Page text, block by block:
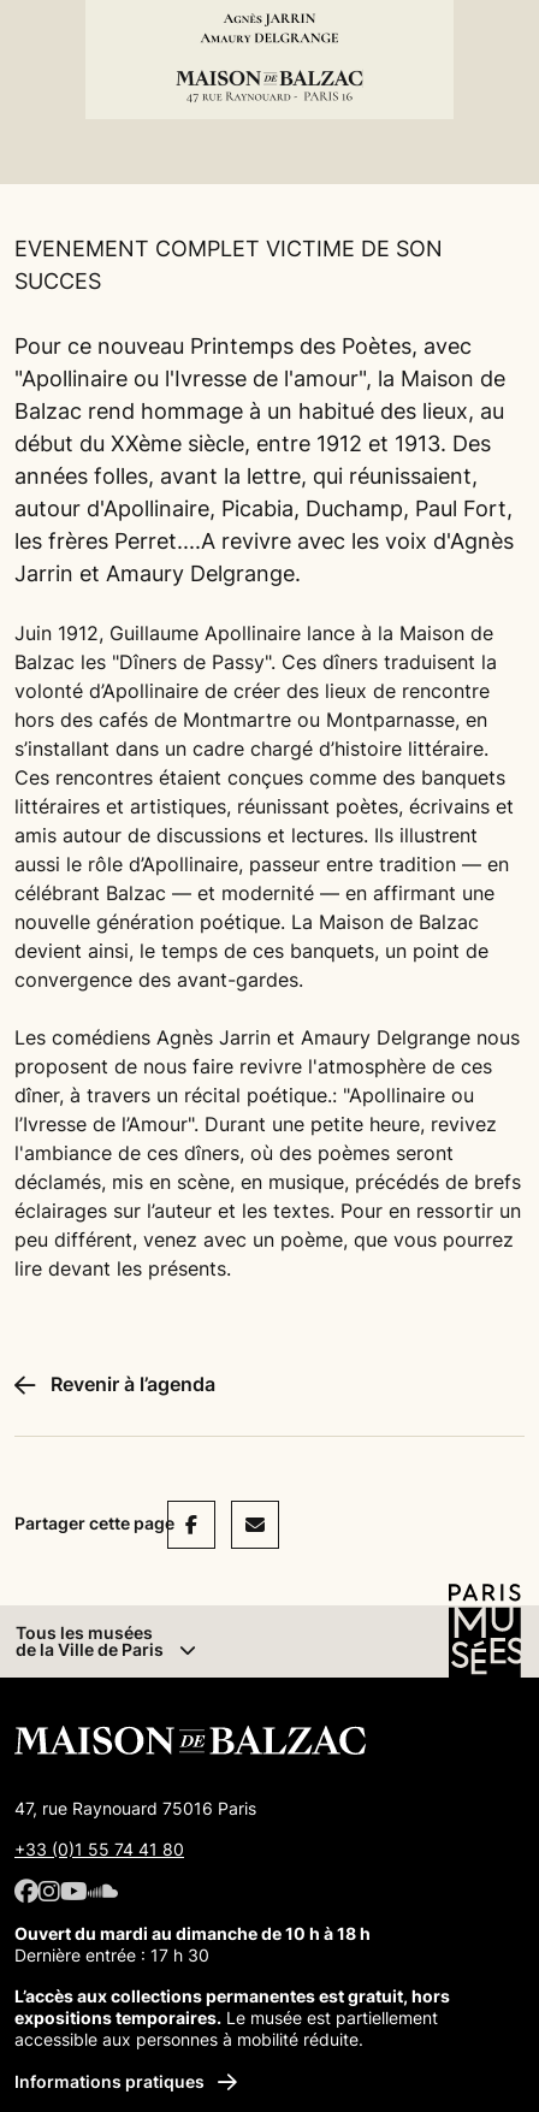
EVENEMENT COMPLET VICTIME DE SON
SUCCES
Pour ce nouveau Printemps des Poètes, avec
"Apollinaire ou l'Ivresse de l'amour", la Maison de
Balzac rend hommage à un habitué des lieux, au
début du XXème siècle, entre 1912 et 1913. Des
années folles, avant la lettre, qui réunissaient,
autour d'Apollinaire, Picabia, Duchamp, Paul Fort,
les frères Perret....A revivre avec les voix d'Agnès
Jarrin et Amaury Delgrange.
Juin 1912, Guillaume Apollinaire lance à la Maison de
Balzac les "Dîners de Passy". Ces dîners traduisent la
volonté d’Apollinaire de créer des lieux de rencontre
hors des cafés de Montmartre ou Montparnasse, en
s’installant dans un cadre chargé d’histoire littéraire.
Ces rencontres étaient conçues comme des banquets
littéraires et artistiques, réunissant poètes, écrivains et
amis autour de discussions et lectures. Ils illustrent
aussi le rôle d’Apollinaire, passeur entre tradition — en
célébrant Balzac — et modernité — en affirmant une
nouvelle génération poétique. La Maison de Balzac
devient ainsi, le temps de ces banquets, un point de
convergence des avant-gardes.
Les comédiens Agnès Jarrin et Amaury Delgrange nous
proposent de nous faire revivre l'atmosphère de ces
dîner, à travers un récital poétique.: "Apollinaire ou
l’Ivresse de l’Amour". Durant une petite heure, revivez
l'ambiance de ces dîners, où des poèmes seront
déclamés, mis en scène, en musique, précédés de brefs
éclairages sur l’auteur et les textes. Pour en ressortir un
peu différent, venez avec un poème, que vous pourrez
lire devant les présents.
Revenir à l’agenda
Partager cette pageFacebook
Mail
Tous les musées
de la Ville de Paris
47, rue Raynouard 75016 Paris
+33 (0)1 55 74 41 80
Facebook : Maison de Balzac
Facebook : Maison de Balzac
Youtube : Maison de Balzac
SoundCloud : Maison de Balzac
Ouvert du mardi au dimanche de 10 h à 18 h
Dernière entrée : 17 h 30
L’accès aux collections permanentes est gratuit, hors
expositions temporaires. Le musée est partiellement
accessible aux personnes à mobilité réduite.
Informations pratiques